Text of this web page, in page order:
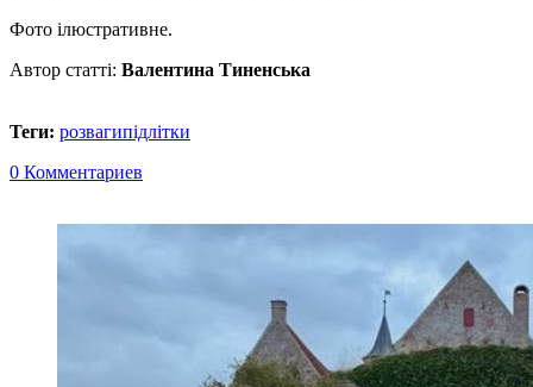
Фото ілюстративне.
Автор статті: Валентина Тиненська
Теги: розвагипідлітки
0 Комментариев